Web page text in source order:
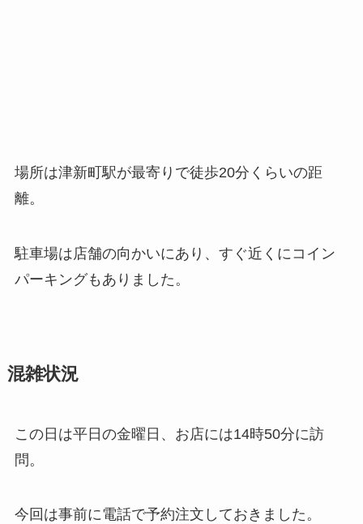
場所は津新町駅が最寄りで徒歩20分くらいの距
離。
駐車場は店舗の向かいにあり、すぐ近くにコイン
パーキングもありました。
混雑状況
この日は平日の金曜日、お店には14時50分に訪
問。
今回は事前に電話で予約注文しておきました。